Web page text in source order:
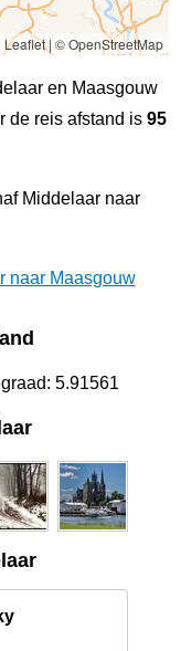
Leaflet| © OpenStreetMap
en Maasgouw
de reis afstand is 95
Middelaar naar
naar Maasgouw
5.91561